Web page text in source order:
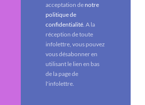
acceptation de notre
politique de
confidentialité. A la
réception de toute
infolettre, vous pouvez
vous désabonner en
utilisant le lien en bas
de la page de
l'infolettre.